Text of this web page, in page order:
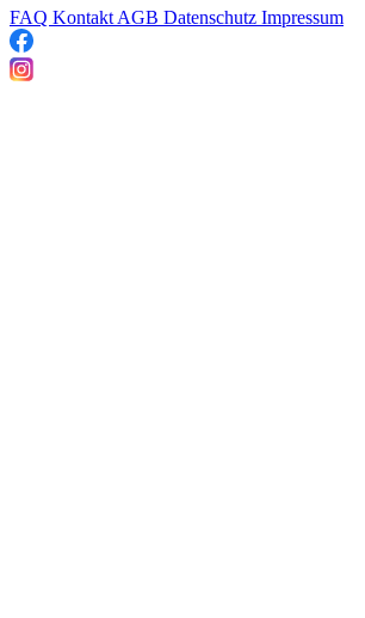
FAQ Kontakt AGB Datenschutz Impressum